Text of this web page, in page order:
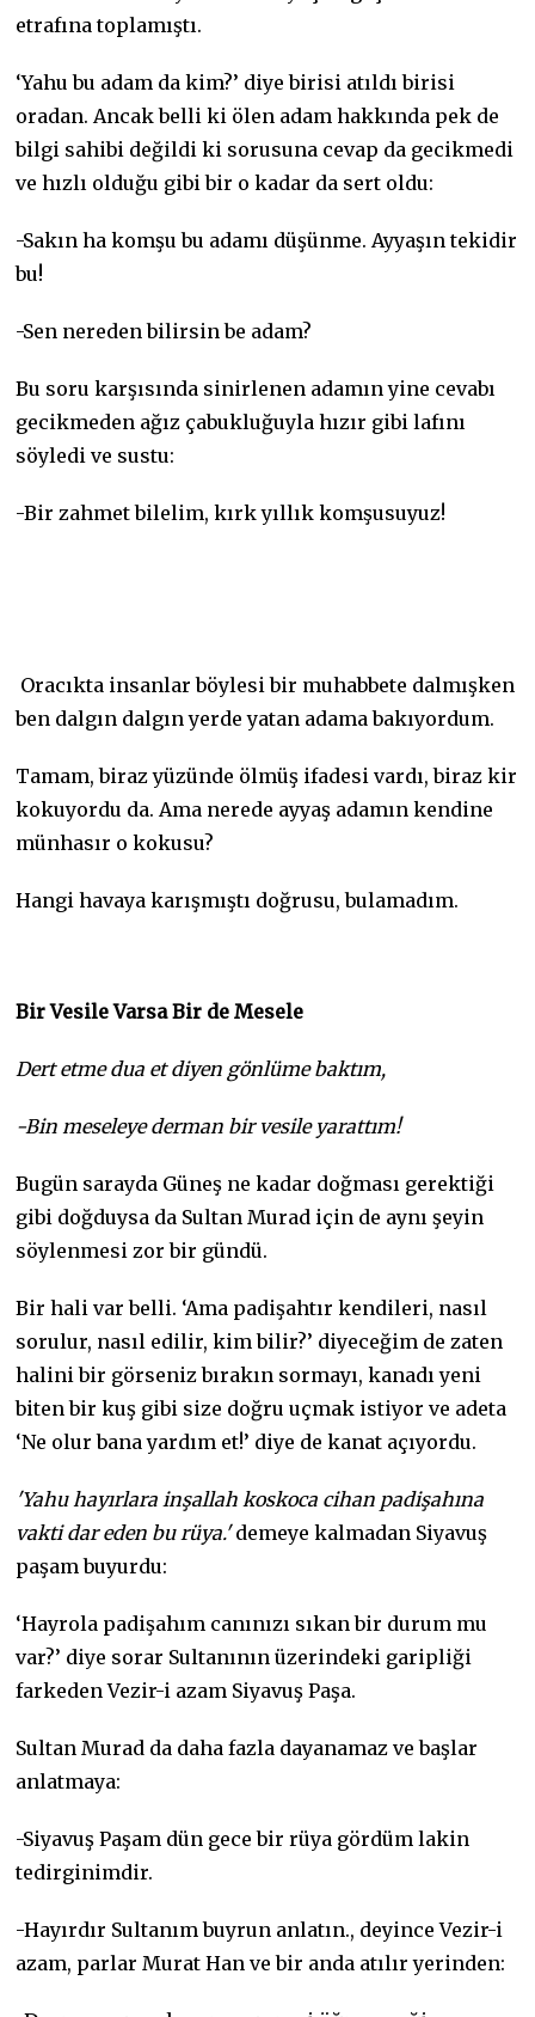
etrafına toplamıştı.
‘Yahu bu adam da kim?’ diye birisi atıldı birisi
oradan. Ancak belli ki ölen adam hakkında pek de
bilgi sahibi değildi ki sorusuna cevap da gecikmedi
ve hızlı olduğu gibi bir o kadar da sert oldu:
-Sakın ha komşu bu adamı düşünme. Ayyaşın tekidir
bu!
-Sen nereden bilirsin be adam?
Bu soru karşısında sinirlenen adamın yine cevabı
gecikmeden ağız çabukluğuyla hızır gibi lafını
söyledi ve sustu:
-Bir zahmet bilelim, kırk yıllık komşusuyuz!
Oracıkta insanlar böylesi bir muhabbete dalmışken
ben dalgın dalgın yerde yatan adama bakıyordum.
Tamam, biraz yüzünde ölmüş ifadesi vardı, biraz kir
kokuyordu da. Ama nerede ayyaş adamın kendine
münhasır o kokusu?
Hangi havaya karışmıştı doğrusu, bulamadım.
Bir Vesile Varsa Bir de Mesele
Dert etme dua et diyen gönlüme baktım,
-Bin meseleye derman bir vesile yarattım!
Bugün sarayda Güneş ne kadar doğması gerektiği
gibi doğduysa da Sultan Murad için de aynı şeyin
söylenmesi zor bir gündü.
Bir hali var belli. ‘Ama padişahtır kendileri, nasıl
sorulur, nasıl edilir, kim bilir?’ diyeceğim de zaten
halini bir görseniz bırakın sormayı, kanadı yeni
biten bir kuş gibi size doğru uçmak istiyor ve adeta
‘Ne olur bana yardım et!’ diye de kanat açıyordu.
'Yahu hayırlara inşallah koskoca cihan padişahına
vakti dar eden bu rüya.'demeye kalmadan Siyavuş
paşam buyurdu:
‘Hayrola padişahım canınızı sıkan bir durum mu
var?’ diye sorar Sultanının üzerindeki garipliği
farkeden Vezir-i azam Siyavuş Paşa.
Sultan Murad da daha fazla dayanamaz ve başlar
anlatmaya:
-Siyavuş Paşam dün gece bir rüya gördüm lakin
tedirginimdir.
-Hayırdır Sultanım buyrun anlatın., deyince Vezir-i
azam, parlar Murat Han ve bir anda atılır yerinden: